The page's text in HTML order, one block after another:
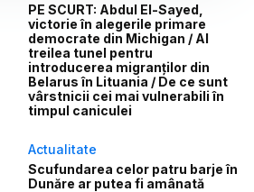
PE SCURT: Abdul El-Sayed,
victorie în alegerile primare
democrate din Michigan / Al
treilea tunel pentru
introducerea migranților din
Belarus în Lituania / De ce sunt
vârstnicii cei mai vulnerabili în
timpul caniculei
Actualitate
Scufundarea celor patru barje în
Dunăre ar putea fi amânată